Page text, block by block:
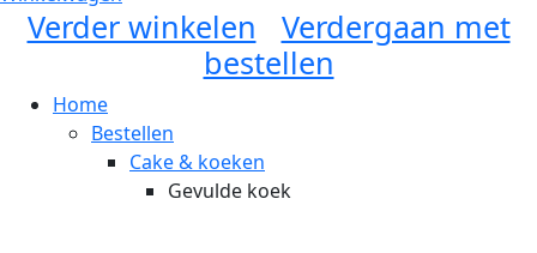
Verder winkelen
Verdergaan met
bestellen
Home
Bestellen
Cake & koeken
Gevulde koek